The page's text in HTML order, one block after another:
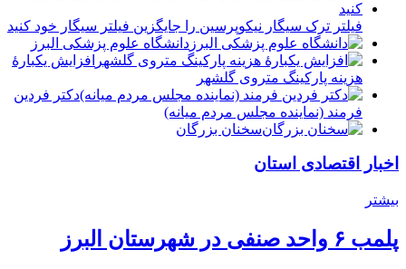
فیلتر ترک سیگار نیکوپرسین را جایگزین فیلتر سیگار خود کنید
دانشگاه علوم پزشکی البرز
افزایش یکبارۀ
هزینه پارکینگ متروی گلشهر
دكتر فردين
فرمند (نماينده مجلس مردم میانه)
سخنان بزرگان
اخبار اقتصادی استان
بیشتر
پلمب ۶ واحد صنفی در شهرستان البرز